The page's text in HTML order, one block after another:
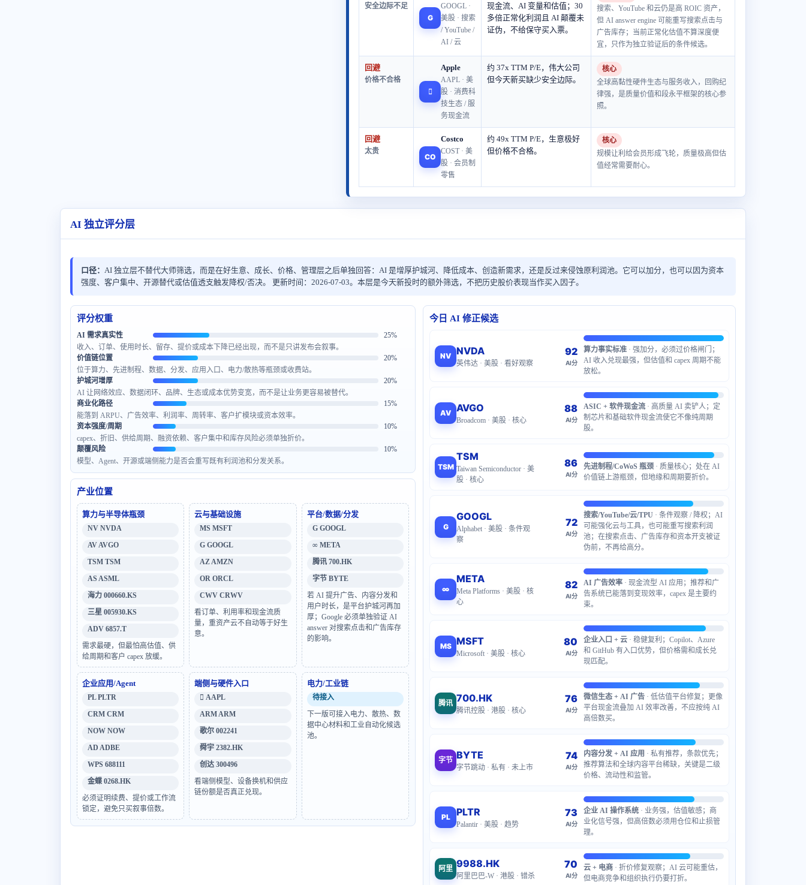
安全边际不足
G
GOOGL ·
美股 · 搜索
/ YouTube /
AI / 云
现金流、AI 变量和估值；30
多倍正常化利润且 AI 颠覆未
证伪，不给保守买入票。
搜索、YouTube 和云仍是高 ROIC 资产，
但 AI answer engine 可能重写搜索点击与
广告库存；当前正常化估值不算深度便
宜，只作为独立验证后的条件候选。
回避
价格不合格

Apple
AAPL · 美
股 · 消费科
技生态 / 服
务现金流
约 37x TTM P/E，伟大公司
但今天新买缺少安全边际。
核心
全球高黏性硬件生态与服务收入，回购纪
律强，是质量价值和段永平框架的核心参
照。
回避
太贵
CO
Costco
COST · 美
股 · 会员制
零售
约 49x TTM P/E，生意极好
但价格不合格。
核心
规模让利给会员形成飞轮，质量极高但估
值经常需要耐心。
AI 独立评分层
口径： AI 独立层不替代大师筛选，而是在好生意、成长、价格、管理层之后单独回答：AI 是增厚护城河、降低成本、创造新需求，还是反过来侵蚀原利润池。它可以加分，也可以因为资本
强度、客户集中、开源替代或估值透支触发降权/否决。 更新时间：2026-07-03。本层是今天新投时的额外筛选，不把历史股价表现当作买入因子。
评分权重
AI 需求真实性
25%
收入、订单、使用时长、留存、提价或成本下降已经出现，而不是只讲发布会叙事。
价值链位置
20%
位于算力、先进制程、数据、分发、应用入口、电力/散热等瓶颈或收费站。
护城河增厚
20%
AI 让网络效应、数据闭环、品牌、生态或成本优势变宽，而不是让业务更容易被替代。
商业化路径
15%
能落到 ARPU、广告效率、利润率、周转率、客户扩模块或资本效率。
资本强度/周期
10%
capex、折旧、供给周期、融资依赖、客户集中和库存风险必须单独折价。
颠覆风险
10%
模型、Agent、开源或端侧能力是否会重写既有利润池和分发关系。
产业位置
算力与半导体瓶颈
NV NVDA
AV AVGO
TSM TSM
AS ASML
海力 000660.KS
三星 005930.KS
ADV 6857.T
需求最硬，但最怕高估值、供
给周期和客户 capex 放缓。
云与基础设施
MS MSFT
G GOOGL
AZ AMZN
OR ORCL
CWV CRWV
看订单、利用率和现金流质
量，重资产云不自动等于好生
意。
平台/数据/分发
G GOOGL
∞ META
腾讯 700.HK
字节 BYTE
若 AI 提升广告、内容分发和
用户时长，是平台护城河再加
厚；Google 必须单独验证 AI
answer 对搜索点击和广告库存
的影响。
企业应用/Agent
PL PLTR
CRM CRM
NOW NOW
AD ADBE
WPS 688111
金蝶 0268.HK
必须证明续费、提价或工作流
锁定，避免只买叙事倍数。
端侧与硬件入口
 AAPL
ARM ARM
歌尔 002241
舜宇 2382.HK
创达 300496
看端侧模型、设备换机和供应
链份额是否真正兑现。
电力/工业链
待接入
下一版可接入电力、散热、数
据中心材料和工业自动化候选
池。
今日 AI 修正候选
NV NVDA
英伟达 · 美股 · 看好观察
92
AI分
算力事实标准 · 强加分，必须过价格闸门；
AI 收入兑现最强，但估值和 capex 周期不能
放松。
AV AVGO
Broadcom · 美股 · 核心
88
AI分
ASIC + 软件现金流 · 高质量 AI 卖铲人；定
制芯片和基础软件现金流使它不像纯周期
股。
TSM
TSM
Taiwan Semiconductor · 美
股 · 核心
86
AI分
先进制程/CoWoS 瓶颈 · 质量核心；处在 AI
价值链上游瓶颈，但地缘和周期要折价。
G
GOOGL
Alphabet · 美股 · 条件观
察
72
AI分
搜索/YouTube/云/TPU · 条件观察 / 降权；AI
可能强化云与工具，也可能重写搜索利润
池；在搜索点击、广告库存和资本开支被证
伪前，不再给高分。
∞
META
Meta Platforms · 美股 · 核
心
82
AI分
AI 广告效率 · 现金流型 AI 应用；推荐和广
告系统已能落到变现效率，capex 是主要约
束。
MS MSFT
Microsoft · 美股 · 核心
80
AI分
企业入口 + 云 · 稳健复利；Copilot、Azure
和 GitHub 有入口优势，但价格需和成长兑
现匹配。
腾讯 700.HK
腾讯控股 · 港股 · 核心
76
AI分
微信生态 + AI 广告 · 低估值平台修复；更像
平台现金流叠加 AI 效率改善，不应按纯 AI
高倍数买。
字节 BYTE
字节跳动 · 私有 · 未上市
74
AI分
内容分发 + AI 应用 · 私有推荐，条款优先；
推荐算法和全球内容平台稀缺，关键是二级
价格、流动性和监管。
PL PLTR
Palantir · 美股 · 趋势
73
AI分
企业 AI 操作系统 · 业务强，估值敏感；商
业化信号强，但高倍数必须用仓位和止损管
理。
阿里 9988.HK
阿里巴巴-W · 港股 · 错杀
70
AI分
云 + 电商 · 折价修复观察；AI 云可能重估，
但电商竞争和组织执行仍要打折。